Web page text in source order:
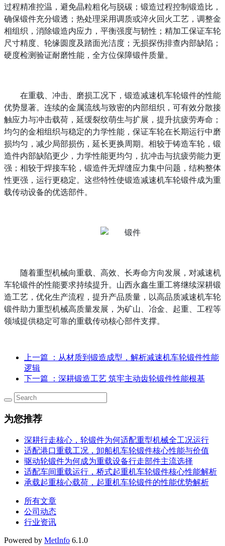
过程精准控温，避免晶粒粗化与脱碳；锻造过程控制锻造比，
确保锻件充分锻透；热处理采用调质或淬火回火工艺，调整金
相组织，消除锻造内应力，平衡强度与韧性；精加工保证车轮
尺寸精度、轮缘圆度及踏面光洁度；无损探伤排查内部缺陷；
硬度检测验证耐磨性能，全方位保障锻件质量。
在重载、冲击、磨损工况下，锻造减速机车轮锻件的性能
优势显著。连续的金属流线与致密的内部组织，可有效分散接
触应力与冲击载荷，延缓裂纹萌生与扩展，提升抗疲劳寿命；
均匀的金相组织与稳定的力学性能，保证车轮在长期运行中磨
损均匀，减少局部损伤，延长更换周期。相较于铸造车轮，锻
造件内部缺陷更少，力学性能更均匀，抗冲击与抗疲劳能力更
强；相较于焊接车轮，锻造件无焊缝应力集中问题，结构整体
性更强，运行更稳定。这些特性使锻造减速机车轮锻件成为重
载传动设备的优选部件。
随着重型机械向重载、高效、长寿命方向发展，对减速机
车轮锻件的性能要求持续提升。山西永鑫生重工将继续深耕锻
造工艺，优化生产流程，提升产品质量，以高品质减速机车轮
锻件助力重型机械高质量发展，为矿山、冶金、起重、工程等
领域提供稳定可靠的重载传动核心部件支撑。
上一篇
：从材质到锻造成型，解析减速机车轮锻件性能
逻辑
下一篇
：深耕锻造工艺 筑牢主动齿轮锻件性能根基
为您推荐
深耕行走核心，轮锻件为何适配重型机械全工况运行
适配港口重载工况，卸船机车轮锻件核心性能与价值
驱动轮锻件为何成为重载设备行走部件主流选择
适配车间重载运行，桥式起重机车轮锻件核心性能解析
承载起重核心载荷，起重机车轮锻件的性能优势解析
所有文章
公司动态
行业资讯
Powered by MetInfo 6.1.0